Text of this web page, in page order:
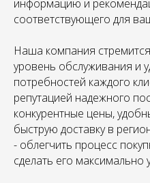
информацию и
соответствующего для
Наша компания
уровень обслуживания и
потребностей каждого
репутацией надежного
конкурентные цены,
быструю доставку в
- облегчить процесс
сделать его максимально